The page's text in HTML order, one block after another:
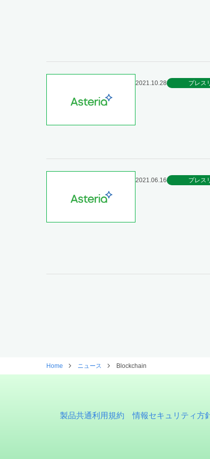
2021.10.28 プレス
2021.06.16 プレス
Home ニュース Blockchain
製品共通利用規約 情報セキュリティ方